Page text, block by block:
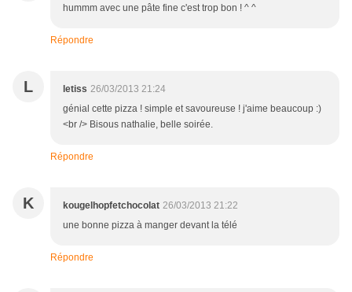
hummm avec une pâte fine c'est trop bon ! ^ ^
Répondre
L letiss 26/03/2013 21:24
génial cette pizza ! simple et savoureuse ! j'aime beaucoup :)
<br /> Bisous nathalie, belle soirée.
Répondre
K kougelhopfetchocolat 26/03/2013 21:22
une bonne pizza à manger devant la télé
Répondre